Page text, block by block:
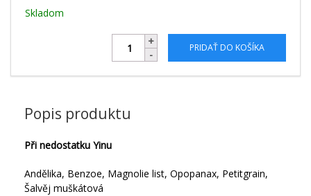
Skladom
PRIDAŤ DO KOŠÍKA
Popis produktu
Při nedostatku Yinu
Andělika, Benzoe, Magnolie list, Opopanax, Petitgrain,
Šalvěj muškátová